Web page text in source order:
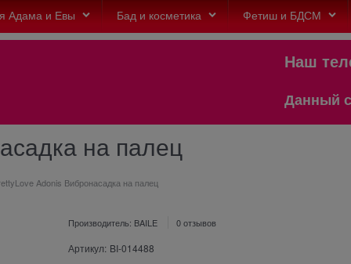
Адама и Евы Бад и косметика Фетиш и БДСМ
Наш
Данный сайт
на палец
Adonis Вибронасадка на палец
Производитель: BAILE 0 отзывов
Артикул: BI-014488